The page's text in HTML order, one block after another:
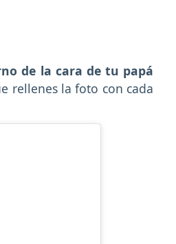
de la cara de tu papá
rellenes la foto con cada